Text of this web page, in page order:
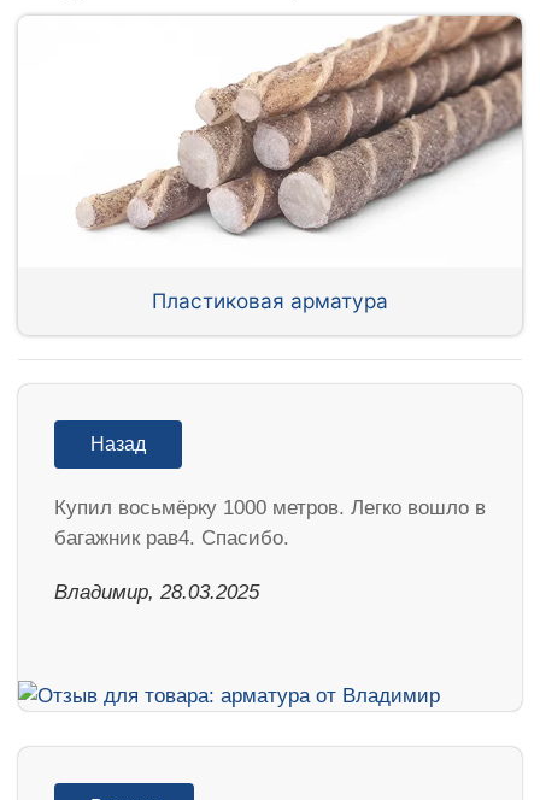
Пластиковая арматура
Назад
Купил восьмёрку 1000 метров. Легко вошло в
багажник рав4. Спасибо.
Владимир, 28.03.2025